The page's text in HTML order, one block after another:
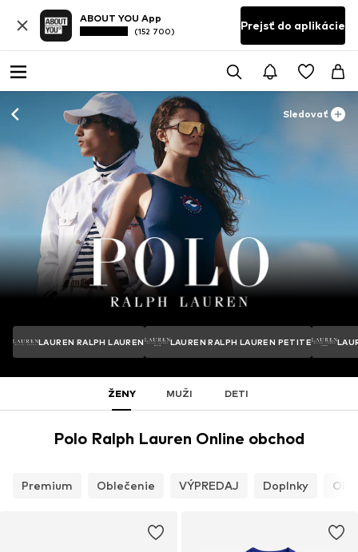
ABOUT YOU App
(152 700) Prejsť do aplikácie
Sledovať
LAUREN RALPH LAUREN LAUREN RALPH LAUREN PETITE
ŽENY MUŽI DETI
Polo Ralph Lauren Online obchod
Premium Oblečenie VÝPREDAJ Doplnky